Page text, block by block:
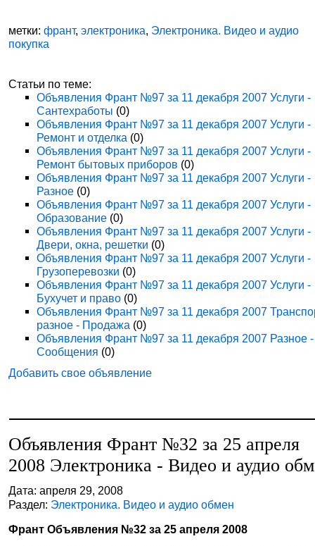
метки:франт,электроника, Электроника. Видео и аудио
покупка
Статьи по теме:
Объявления Франт №97 за 11 декабря 2007 Услуги -
Сантехработы (0)
Объявления Франт №97 за 11 декабря 2007 Услуги -
Ремонт и отделка (0)
Объявления Франт №97 за 11 декабря 2007 Услуги -
Ремонт бытовых приборов (0)
Объявления Франт №97 за 11 декабря 2007 Услуги -
Разное (0)
Объявления Франт №97 за 11 декабря 2007 Услуги -
Образование (0)
Объявления Франт №97 за 11 декабря 2007 Услуги -
Двери, окна, решетки (0)
Объявления Франт №97 за 11 декабря 2007 Услуги -
Грузоперевозки (0)
Объявления Франт №97 за 11 декабря 2007 Услуги -
Бухучет и право (0)
Объявления Франт №97 за 11 декабря 2007
разное - Продажа (0)
Объявления Франт №97 за 11 декабря 2007 Разное -
Сообщения (0)
Добавить свое объявление
Объявления Франт №32 за 25 апреля
2008 Электроника - Видео и аудио
Дата: апреля 29, 2008
Раздел: Электроника. Видео и аудио обмен
Франт Объявления №32 за 25 апреля 2008